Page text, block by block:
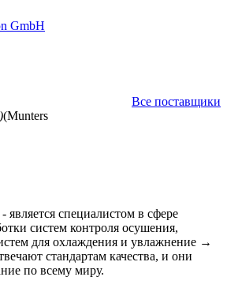
GmbH
Все поставщики
)(Munters
специалистом в сфере
систем контроля осушения,
для охлаждения и увлажнение →
стандартам качества, и они
по всему миру.